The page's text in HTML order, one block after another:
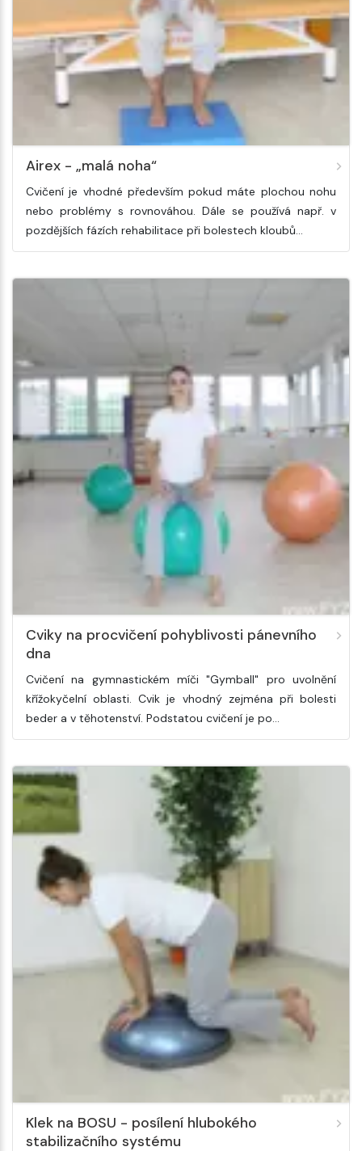
Airex - „malá noha“
Cvičení je vhodné především pokud máte plochou nohu
nebo problémy s rovnováhou. Dále se používá např. v
pozdějších fázích rehabilitace při bolestech kloubů…
Cviky na procvičení pohyblivosti pánevního
dna
Cvičení na gymnastickém míči "Gymball" pro uvolnění
křížokyčelní oblasti. Cvik je vhodný zejména při bolesti
beder a v těhotenství. Podstatou cvičení je po…
Klek na BOSU - posílení hlubokého
stabilizačního systému